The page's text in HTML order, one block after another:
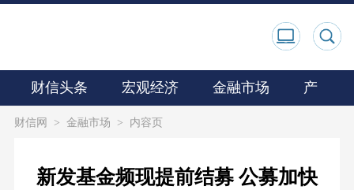
财信头条 宏观经济 金融市场 产业观
财信网 > 金融市场 > 内容页
新发基金频现提前结募 公募加快